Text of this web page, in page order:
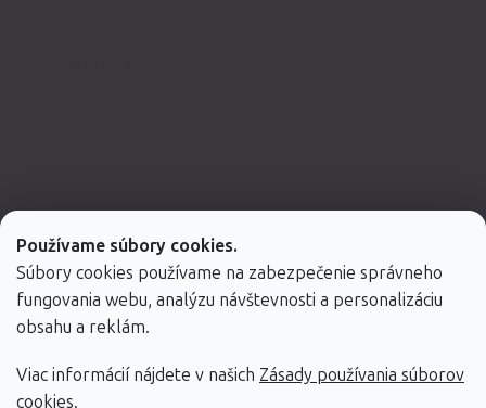
Používame súbory cookies.
Súbory cookies používame na zabezpečenie správneho
fungovania webu, analýzu návštevnosti a personalizáciu
obsahu a reklám.
Viac informácií nájdete v našich Zásady používania súborov
cookies.
Vytvoril Shoptet Premium